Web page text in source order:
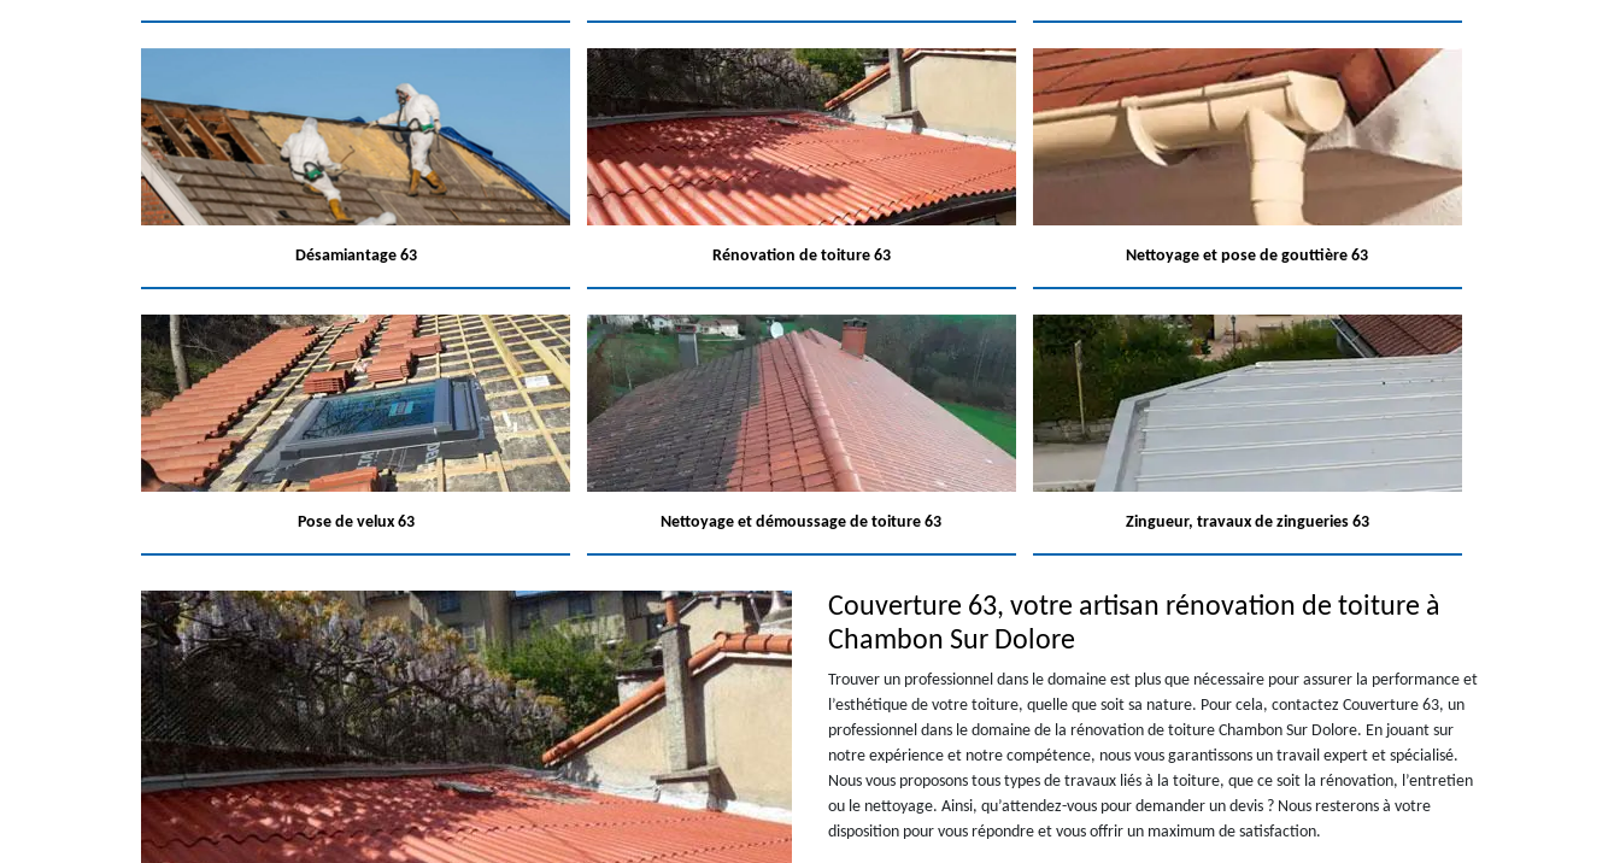
Désamiantage 63 Rénovation de toiture 63 Nettoyage et pose de gouttière 63
Pose de velux 63 Nettoyage et démoussage de toiture 63 Zingueur, travaux de zingueries 63
Couverture 63, votre artisan rénovation de toiture à
Chambon Sur Dolore
Trouver un professionnel dans le domaine est plus que nécessaire pour assurer la performance et
l’esthétique de votre toiture, quelle que soit sa nature. Pour cela, contactez Couverture 63, un
professionnel dans le domaine de la rénovation de toiture Chambon Sur Dolore. En jouant sur
notre expérience et notre compétence, nous vous garantissons un travail expert et spécialisé.
Nous vous proposons tous types de travaux liés à la toiture, que ce soit la rénovation, l’entretien
ou le nettoyage. Ainsi, qu’attendez-vous pour demander un devis ? Nous resterons à votre
disposition pour vous répondre et vous offrir un maximum de satisfaction.